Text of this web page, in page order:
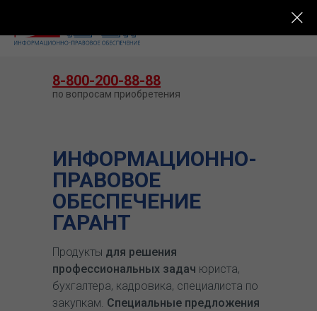
ИНФОРМАЦИОННО-
ПРАВОВОЕ
ОБЕСПЕЧЕНИЕ
ГАРАНТ
Продукты для решения
профессиональных задач юриста,
бухгалтера, кадровика, специалиста по
закупкам. Специальные предложения
8-800-200-88-88
по вопросам приобретения